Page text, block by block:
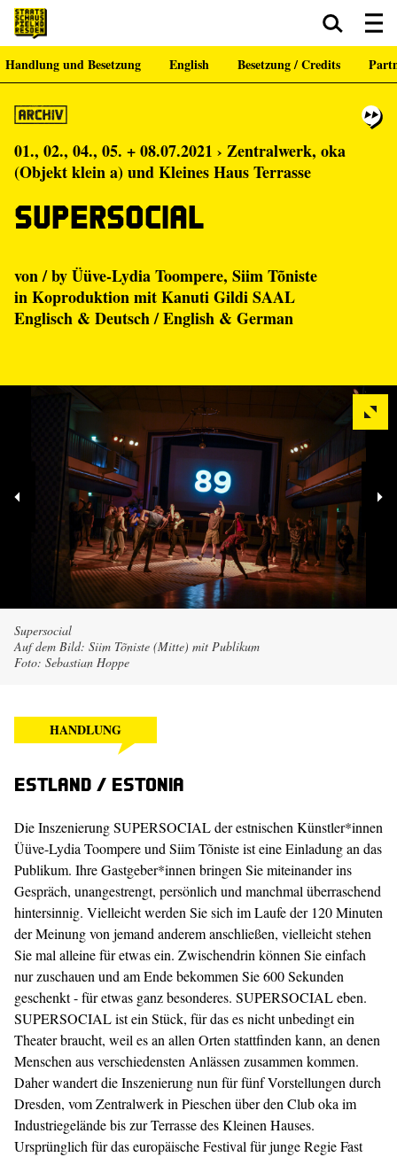
Zum Hauptinhalt springen Zum Footer springen
Handlung und Besetzung English Besetzung / Credits
01., 02., 04., 05. + 08.07.2021 › Zentralwerk, oka
(Objekt klein a) und Kleines Haus Terrasse
Supersocial
von / by Üüve-Lydia Toompere, Siim Tõniste
in Koproduktion mit Kanuti Gildi SAAL
Englisch & Deutsch / English & German
Supersocial
Auf dem Bild: Siim Tõniste (Mitte) mit Publikum
Foto: Sebastian Hoppe
HANDLUNG
Estland / Estonia
Die Inszenierung SUPERSOCIAL der estnischen Künstler*innen
Üüve-Lydia Toompere und Siim Tõniste ist eine Einladung an das
Publikum. Ihre Gastgeber*innen bringen Sie miteinander ins
Gespräch, unangestrengt, persönlich und manchmal überraschend
hintersinnig. Vielleicht werden Sie sich im Laufe der 120 Minuten
der Meinung von jemand anderem anschließen, vielleicht stehen
Sie mal alleine für etwas ein. Zwischendrin können Sie einfach
nur zuschauen und am Ende bekommen Sie 600 Sekunden
geschenkt - für etwas ganz besonderes. SUPERSOCIAL eben.
SUPERSOCIAL ist ein Stück, für das es nicht unbedingt ein
Theater braucht, weil es an allen Orten stattfinden kann, an denen
Menschen aus verschiedensten Anlässen zusammen kommen.
Daher wandert die Inszenierung nun für fünf Vorstellungen durch
Dresden, vom Zentralwerk in Pieschen über den Club oka im
Industriegelände bis zur Terrasse des Kleinen Hauses.
Ursprünglich für das europäische Festival für junge Regie Fast